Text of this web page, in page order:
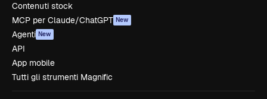
Contenuti stock
MCP per Claude/ChatGPT New
Agenti New
API
App mobile
Tutti gli strumenti Magnific